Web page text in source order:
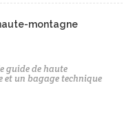
montagne
guide de haute
et un bagage technique